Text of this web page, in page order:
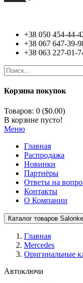
+38 050 454-44-
+38 067 647-39-
+38 063 227-01-
Корзина покупок
Товаров: 0 ($0.00)
В корзине пусто!
Меню
Главная
Распродажа
Новинки
Партнёры
Ответы на
Контакты
О Компании
Каталог товаров
Главная
Mercedes
Оригинальные
Автоключи